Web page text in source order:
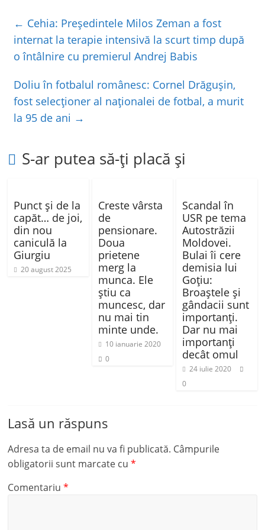
e
b
o
o
k
er s
A
p
p
je
a
z
ă
← Cehia: Preşedintele Milos Zeman a fost
internat la terapie intensivă la scurt timp după
o întâlnire cu premierul Andrej Babis
Doliu în fotbalul românesc: Cornel Drăgușin,
fost selecționer al naționalei de fotbal, a murit
la 95 de ani →
S-ar putea să-ți placă și
Punct și de la
capăt… de joi,
din nou
caniculă la
Giurgiu
20 august 2025
Creste vârsta
de
pensionare.
Doua
prietene
merg la
munca. Ele
știu ca
muncesc, dar
nu mai tin
minte unde.
10 ianuarie 2020
0
Scandal în
USR pe tema
Autostrăzii
Moldovei.
Bulai îi cere
demisia lui
Goţiu:
Broaștele şi
gândacii sunt
importanți.
Dar nu mai
importanți
decât omul
24 iulie 2020
0
Lasă un răspuns
Adresa ta de email nu va fi publicată. Câmpurile
obligatorii sunt marcate cu*
Comentariu*